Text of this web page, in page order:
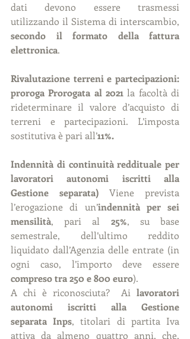
dati devono essere trasmessi
secondo il formato della fattura
elettronica.
Rivalutazione terreni e partecipazioni:
proroga Prorogata al 2021 la facoltà di
rideterminare il valore d’acquisto di
terreni e partecipazioni. L’imposta
sostitutiva è pari all’11%.
Indennità di continuità reddituale per
lavoratori autonomi iscritti alla
Gestione separata) Viene prevista
l’erogazione di un’indennità per sei
mensilità, pari al 25%, su base
semestrale, dell’ultimo reddito
liquidato dall’Agenzia delle entrate (in
compreso tra 250 e 800 euro).
A chi è riconosciuta?  Ai lavoratori
autonomi iscritti alla Gestione
separata Inps, titolari di partita Iva
attiva da almeno quattro anni, che,